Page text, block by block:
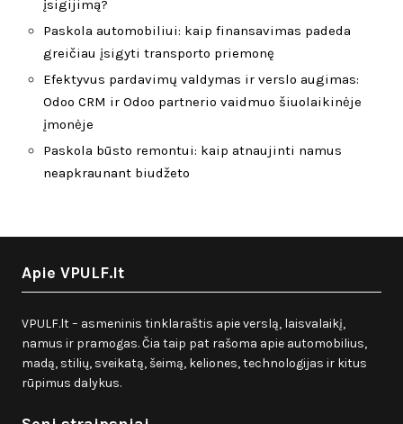
įsigijimą?
Paskola automobiliui: kaip finansavimas padeda
greičiau įsigyti transporto priemonę
Efektyvus pardavimų valdymas ir verslo augimas:
Odoo CRM ir Odoo partnerio vaidmuo šiuolaikinėje
įmonėje
Paskola būsto remontui: kaip atnaujinti namus
neapkraunant biudžeto
Apie VPULF.lt
VPULF.lt – asmeninis tinklaraštis apie verslą, laisvalaikį,
namus ir pramogas. Čia taip pat rašoma apie automobilius,
madą, stilių, sveikatą, šeimą, keliones, technologijas ir kitus
rūpimus dalykus.